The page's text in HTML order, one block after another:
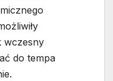
wczesny
do tempa